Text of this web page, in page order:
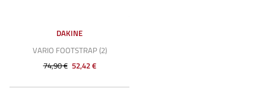
DAKINE
VARIO FOOTSTRAP (2)
74,90 € 52,42 €